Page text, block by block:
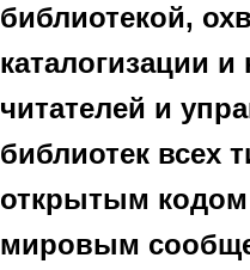
библиотекой,
каталогизации
читателей и
библиотек всех
открытым кодом
мировым